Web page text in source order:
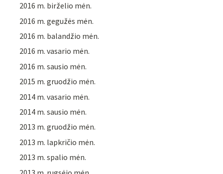
2016 m. birželio mėn.
2016 m. gegužės mėn.
2016 m. balandžio mėn.
2016 m. vasario mėn.
2016 m. sausio mėn.
2015 m. gruodžio mėn.
2014 m. vasario mėn.
2014 m. sausio mėn.
2013 m. gruodžio mėn.
2013 m. lapkričio mėn.
2013 m. spalio mėn.